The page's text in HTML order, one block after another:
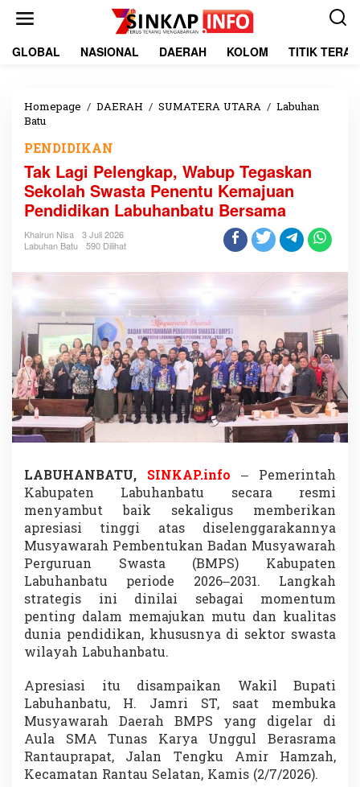
GLOBAL NASIONAL DAERAH KOLOM TITIK
Homepage / DAERAH / SUMATERA UTARA / Labuhan
Batu
k
L
a
g
i
e
l
k
a
p
W
a
b
u
p
T
g
a
s
k
a
n
e
k
o
l
a
h
S
a
s
t
a
P
e
n
PENDIDIKAN
Tak Lagi Pelengkap, Wabup Tegaskan
Sekolah Swasta Penentu Kemajuan
Pendidikan Labuhanbatu Bersama
Khairun Nisa
3 Juli 2026
Labuhan Batu
590 Dilihat
LABUHANBATU, SINKAP.info – Pemerintah
Kabupaten Labuhanbatu secara resmi
menyambut baik sekaligus memberikan
apresiasi tinggi atas diselenggarakannya
Musyawarah Pembentukan Badan Musyawarah
Perguruan Swasta (BMPS) Kabupaten
Labuhanbatu periode 2026–2031. Langkah
strategis ini dinilai sebagai momentum
penting dalam memajukan mutu dan kualitas
dunia pendidikan, khususnya di sektor swasta
wilayah Labuhanbatu.
Apresiasi itu disampaikan Wakil Bupati
Labuhanbatu, H. Jamri ST, saat membuka
Musyawarah Daerah BMPS yang digelar di
Aula SMA Tunas Karya Unggul Berasrama
Rantauprapat, Jalan Tengku Amir Hamzah,
Kecamatan Rantau Selatan, Kamis (2/7/2026).